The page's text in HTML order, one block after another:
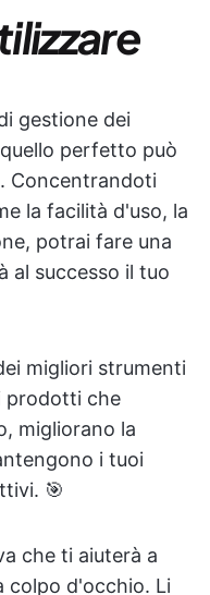
gestione dei
perfetto può
Concentrandoti
la facilità d'uso, la
potrai fare una
al successo il tuo
migliori strumenti
prodotti che
migliorano la
i tuoi
🎯
che ti aiuterà a
colpo d'occhio. Li